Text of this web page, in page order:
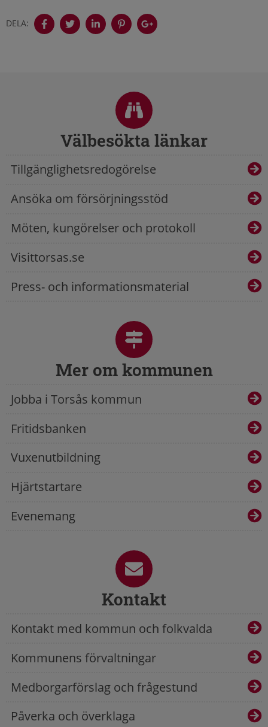
DELA:
Välbesökta länkar
Tillgänglighetsredogörelse
Ansöka om försörjningsstöd
Möten, kungörelser och protokoll
Visittorsas.se
Press- och informationsmaterial
Mer om kommunen
Jobba i Torsås kommun
Fritidsbanken
Vuxenutbildning
Hjärtstartare
Evenemang
Kontakt
Kontakt med kommun och folkvalda
Kommunens förvaltningar
Medborgarförslag och frågestund
Påverka och överklaga